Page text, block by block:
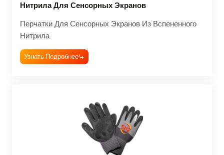
Нитрила Для Сенсорных Экранов
Перчатки Для Сенсорных Экранов Из Вспененного
Нитрила
Узнать Подробнее